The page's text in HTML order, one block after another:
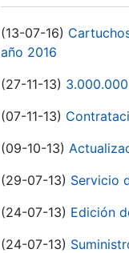
(13-07-16)
año 2016
(27-11-13)
(07-11-13)
(09-10-13)
(29-07-13) Servicio
(24-07-13) Edición
(24-07-13)